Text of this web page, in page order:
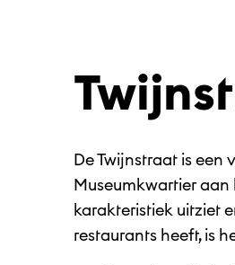
De Twijnstraat is
Museumkwartier
karakteristiek uitziet
restaurants heeft, is